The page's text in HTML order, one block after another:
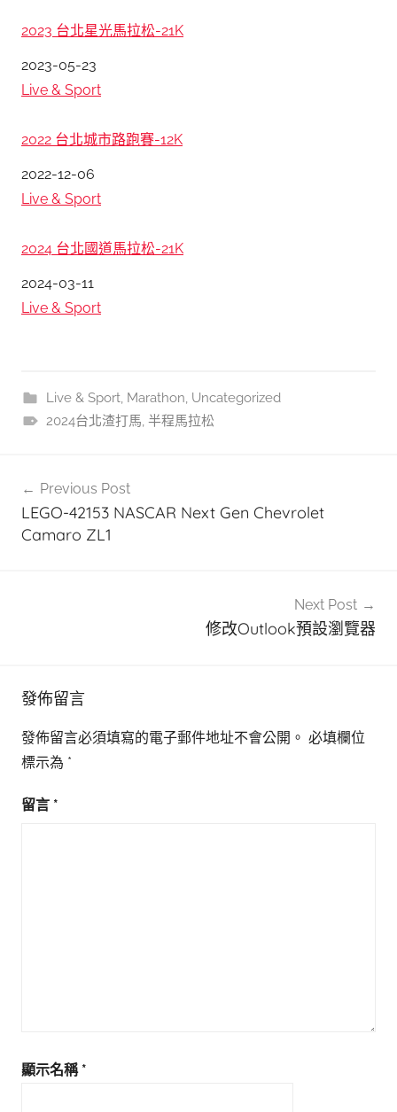
2023 台北星光馬拉松-21K
日期
2023-05-23
關於
Live & Sport
2022 台北城市路跑賽-12K
日期
2022-12-06
關於
Live & Sport
2024 台北國道馬拉松-21K
日期
2024-03-11
關於
Live & Sport
Live & Sport, Marathon, Uncategorized
2024台北渣打馬, 半程馬拉松
導
Previous Post
LEGO-42153 NASCAR Next Gen Chevrolet
Camaro ZL1
Next Post
修改Outlook預設瀏覽器
發佈留言
發佈留言必須填寫的電子郵件地址不會公開。 必填欄位
標示為 *
留言 *
顯示名稱 *